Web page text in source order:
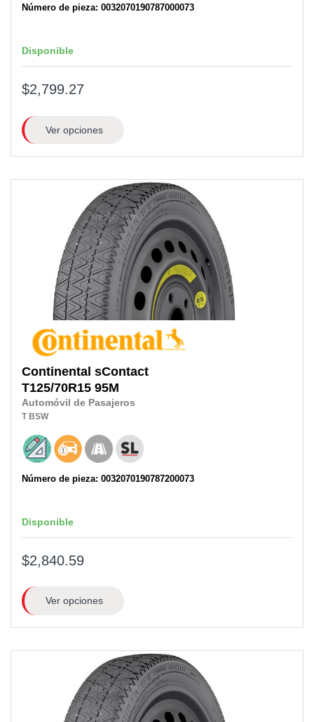
Número de pieza: 0032070190787000073
Disponible
$2,799.27
Ver opciones
Continental sContact
T125/70R15 95M
Automóvil de Pasajeros
T BSW
Número de pieza: 0032070190787200073
Disponible
$2,840.59
Ver opciones